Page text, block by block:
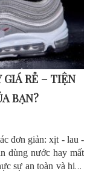
GIÁ RẺ – TIỆN
BẠN?
đơn giản: xịt - lau -
dùng nước hay mất
sự an toàn và hiệu